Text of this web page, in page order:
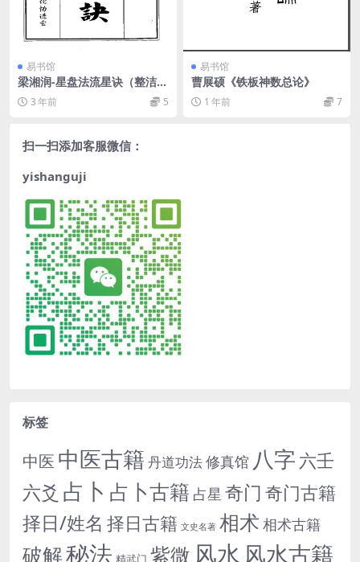
易书馆
梁湘润-星盘法流星诀（整洁
版）3 年前 5
易书馆
曹展硕《铁板神数总论》
1 年前 7
扫一扫添加客服微信：
yishanguji
标签
中医 中医古籍 丹道功法修真馆 八字 六壬
六爻 占卜 占卜古籍 占星 奇门 奇门古籍
择日/姓名 择日古籍 文史名著 相术 相术古籍
破解秘法 精武门 紫微 风水 风水古籍